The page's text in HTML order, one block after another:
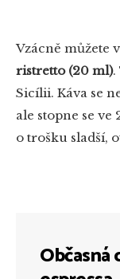
Vzácně můžete
ristretto (20 ml).
Sicílii. Káva se
ale stopne se
o trošku sladší,
Občasná